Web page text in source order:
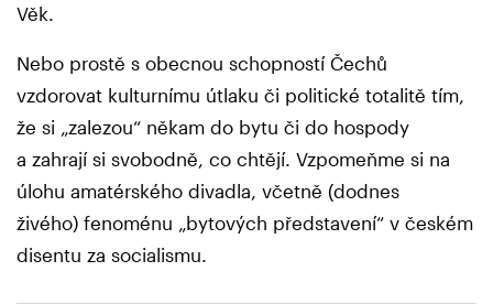
Věk.
Nebo prostě s obecnou schopností Čechů
vzdorovat kulturnímu útlaku či politické totalitě tím,
že si „zalezou“ někam do bytu či do hospody
a zahrají si svobodně, co chtějí. Vzpomeňme si na
úlohu amatérského divadla, včetně (dodnes
živého) fenoménu „bytových představení“ v českém
disentu za socialismu.